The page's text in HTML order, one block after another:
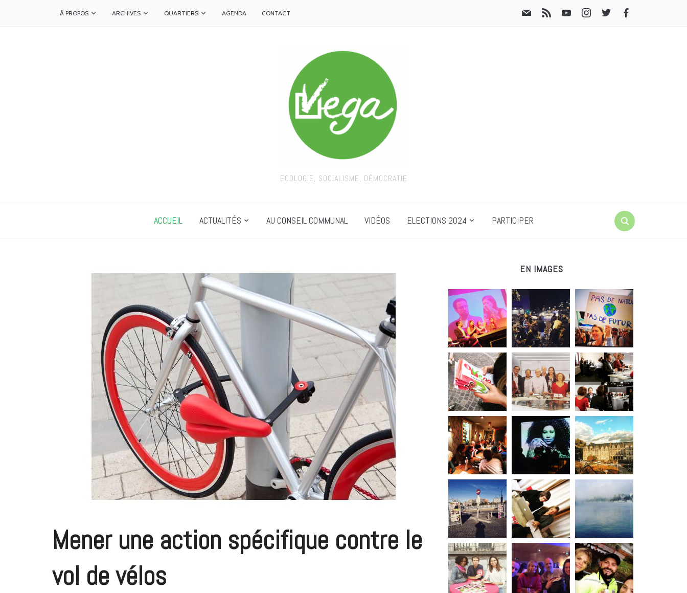
À PROPOS ARCHIVES QUARTIERS AGENDA CONTACT
ECOLOGIE, SOCIALISME, DÉMOCRATIE
ACCUEIL ACTUALITÉS AU CONSEIL COMMUNAL VIDÉOS ELECTIONS 2024 PARTICIPER
Mener une action spécifique contre le
vol de vélos
EN IMAGES